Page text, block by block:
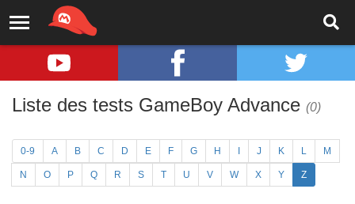
Liste des tests GameBoy Advance (0)
0-9 A B C D E F G H J K L M
N O P Q R S T U V W X Y Z